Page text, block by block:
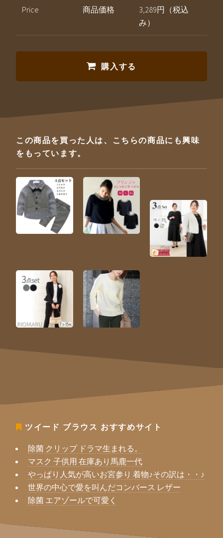
Price 商品価格
3,289円（税込
み）
購入する
この商品を買った人は、こちらの商品にも興味
をもっています。
ツイード ブラウス おすすめサイト
除菌 クリップ ドラマ生まれる。
マスク 子供用 在庫あり馬鹿一代
やっぱり人気が高いお宮参り 着物♪その訳は・・♪
世界の中心で愛を叫んだコンバース レザー
除菌 エアゾールで可愛く